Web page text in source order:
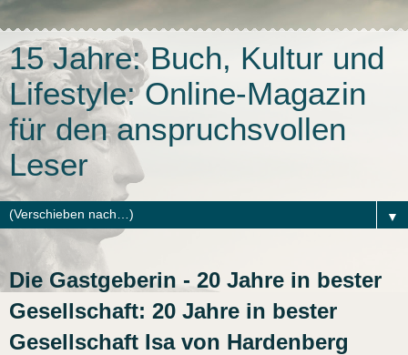
15 Jahre: Buch, Kultur und
Lifestyle: Online-Magazin
für den anspruchsvollen
Leser
▼
Die Gastgeberin - 20 Jahre in bester
Gesellschaft: 20 Jahre in bester
Gesellschaft Isa von Hardenberg